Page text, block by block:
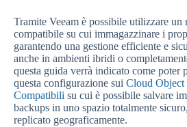
Tramite Veeam è possibile utilizzare un
compatibile su cui immagazzinare i
garantendo una gestione efficiente e
anche in ambienti ibridi o
questa guida verrà indicato come poter
questa configurazione sui Cloud Object
Compatibili su cui è possibile salvare
backups in uno spazio totalmente
replicato geograficamente.